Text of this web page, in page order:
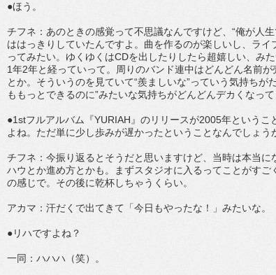
●ほう。
チフネ：あのときの感覚って不思議なんですけど、“俺が人
ははっきりしていたんですよ。曲を作るのが楽しいし、ラ
ってみたい。ゆくゆくはCDを出したりしたら超嬉しい、み
1年2年と経っていって。周りのバンド連中はどんどん名前
とか。そういうのを見ていて“羨ましいな”っていう気持ちが
ももっとできるのに”みたいな気持ちがどんどんデカくなって
●1stフルアルバム『YURIAH』のリリースが2005年という
よね。ただ単に少し歩みが遅かったということなんでしょう
チフネ：今振り返るとそうだと思いますけど、当時は本当
ハウとか進め方とかも。まずスタジオに入るってことがす
の感じで。その後に乾杯しちゃうくらい。
アカマ：汗だくで出てきて「今日もやったな！」みたいな。
●リハですよね？
一同：ハハハ（笑）。